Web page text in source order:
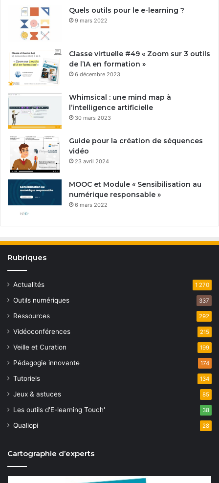
Quels outils pour le e-learning ?
9 mars 2022
Classe virtuelle #49 « Zoom sur 3 outils
de l’IA en formation »
6 décembre 2023
Whimsical : une mind map à
l’intelligence artificielle
30 mars 2023
Guide pour la création de séquences
vidéo
23 avril 2024
MOOC et Module « Sensibilisation au
numérique responsable »
6 mars 2022
Rubriques
Actualités 1 270
Outils numériques 337
Ressources 292
Vidéoconférences 215
Veille et Curation 199
Pédagogie innovante 174
Tutoriels 134
Jeux & astuces 85
Les outils d'E-learning Touch' 38
Qualiopi 28
Cartographie d’experts